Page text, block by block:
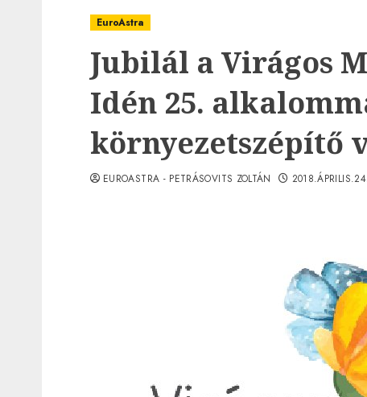
EuroAstra
Jubilál a Virágos
Idén 25.
környezetszépítő
EUROASTRA - PETRÁSOVITS ZOLTÁN